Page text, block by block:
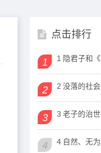
点击排行
1 1 隐君子和《
2 2 没落的社
3 3 老子的治
4 4 自然、无